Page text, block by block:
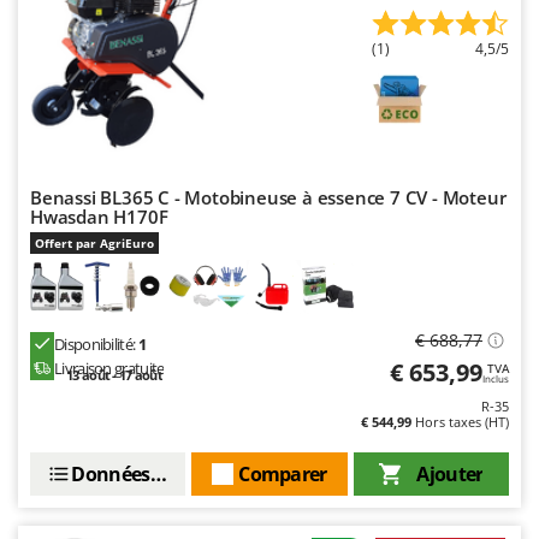
Master
Mastercook
Masterpro
McCulloch
Michelin
Mille
Minox
Mockmill
More than chef
MOSA
MTD
(1) 4,5/5
Benassi BL365 C - Motobineuse à essence 7 CV - Moteur
Hwasdan H170F
Offert par AgriEuro
Disponibilité:1
Livraison gratuite
13 août - 17 août
€ 688,77
€ 653,99 TVA
Inclus
R-35
€ 544,99 Hors taxes (HT)
Ajouter
Comparer
Données techniques